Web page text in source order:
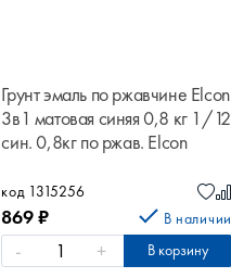
Грунт эмаль по ржавчине Elcon
3в1 матовая синяя 0,8 кг 1/12
син. 0,8кг по ржав. Elcon
код 1315256
869₽ В наличии
- + В корзину